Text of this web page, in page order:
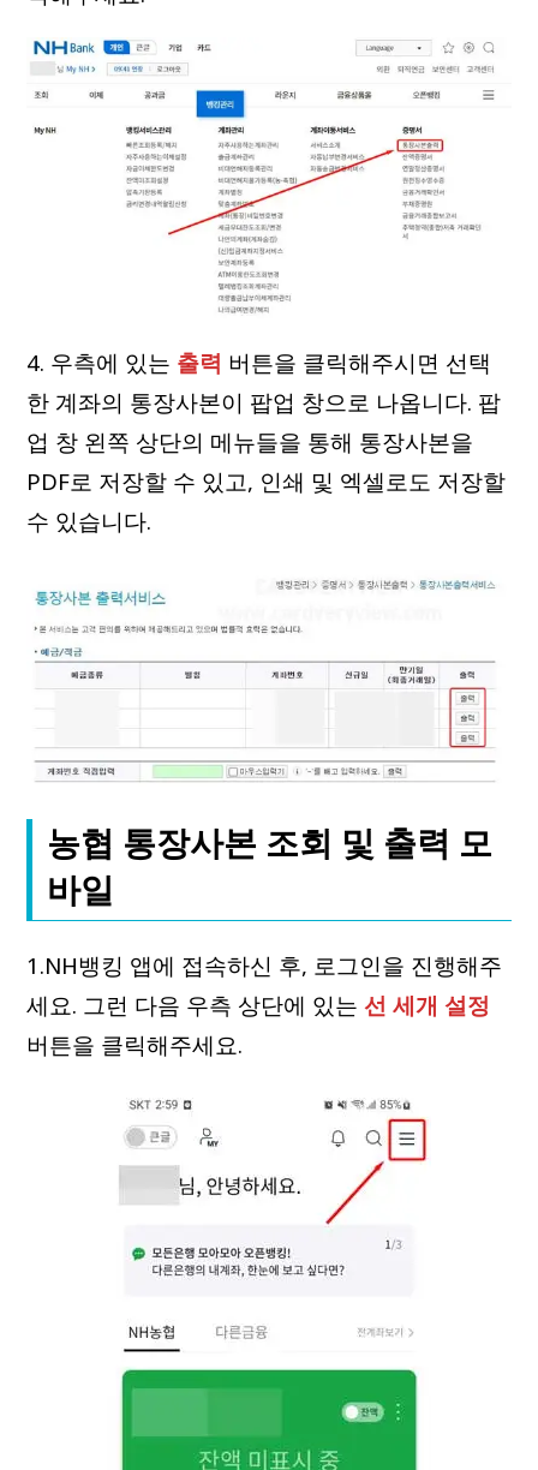
4. 우측에 있는 출력 버튼을 클릭해주시면 선택
한 계좌의 통장사본이 팝업 창으로 나옵니다. 팝
업 창 왼쪽 상단의 메뉴들을 통해 통장사본을
PDF로 저장할 수 있고, 인쇄 및 엑셀로도 저장할
수 있습니다.
농협 통장사본 조회 및 출력 모
바일
1.NH뱅킹 앱에 접속하신 후, 로그인을 진행해주
세요. 그런 다음 우측 상단에 있는선 세개 설정
버튼을 클릭해주세요.